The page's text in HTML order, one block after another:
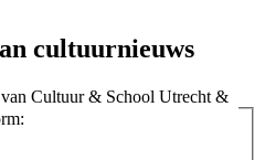
cultuurnieuws
Cultuur & School Utrecht &